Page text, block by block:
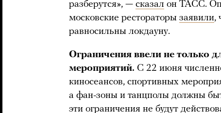
разберутся», — сказал он ТАСС.
московские рестораторы заявили,
равносильны локдауну.
Ограничения ввели не только
мероприятий. С 22 июня
киносеансов, спортивных
а фан-зоны и танцполы должны
эти ограничения не будут